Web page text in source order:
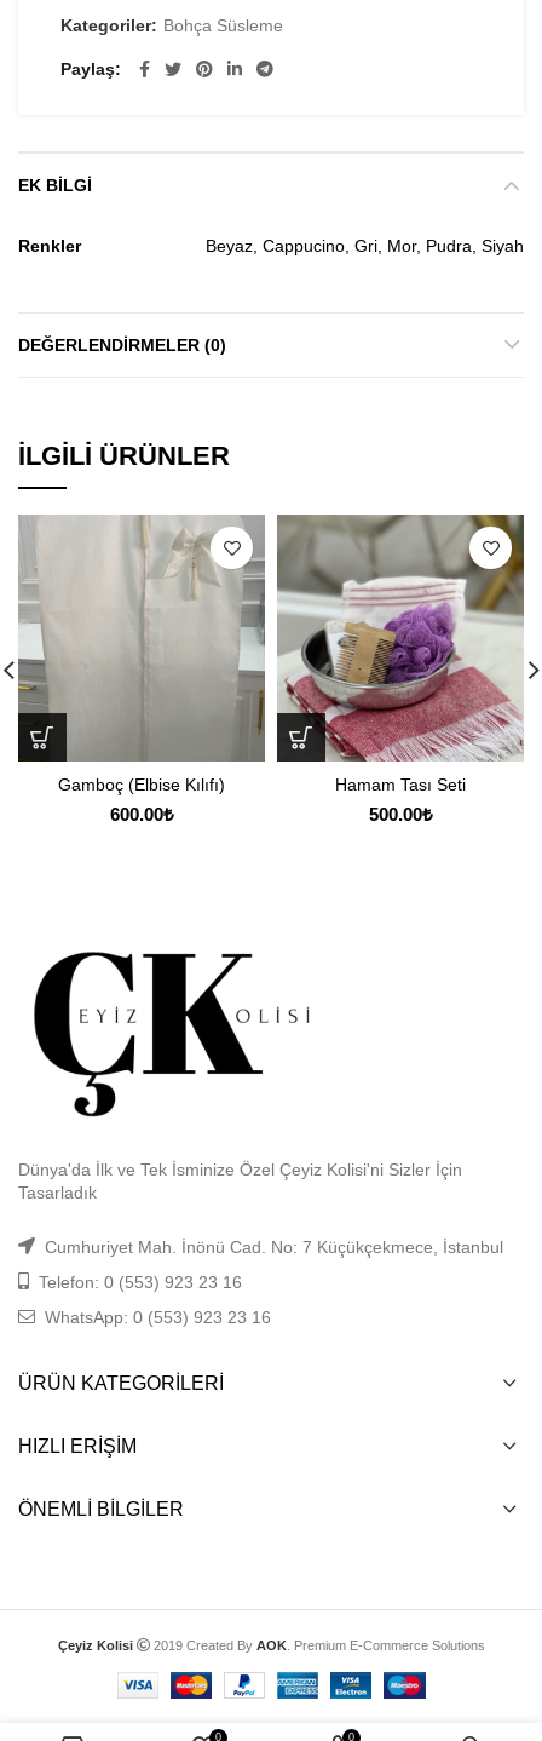
Kategoriler: Bohça Süsleme
Paylaş
EK BILGI
Renkler Beyaz, Cappucino, Gri, Mor, Pudra, Siyah
DEĞERLENDIRMELER (0)
İLGILI ÜRÜNLER
Gamboç (Elbise Kılıfı)
600.00₺
Hamam Tası Seti
500.00₺
Dünya'da İlk ve Tek İsminize Özel Çeyiz Kolisi'ni Sizler İçin
Tasarladık
Cumhuriyet Mah. İnönü Cad. No: 7 Küçükçekmece, İstanbul
Telefon: 0 (553) 923 23 16
WhatsApp: 0 (553) 923 23 16
ÜRÜN KATEGORILERI
HIZLI ERIŞIM
ÖNEMLI BILGILER
Çeyiz Kolisi 2019 Created By AOK. Premium E-Commerce Solutions
0 0